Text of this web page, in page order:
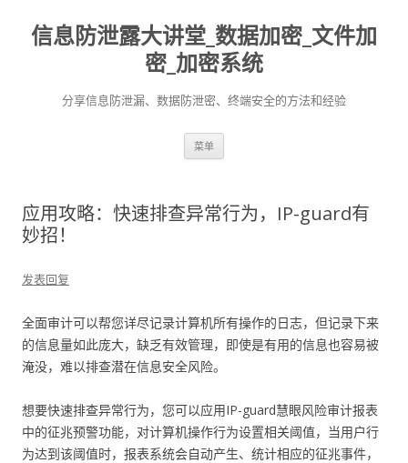
信息防泄露大讲堂_数据加密_文件加
密_加密系统
分享信息防泄漏、数据防泄密、终端安全的方法和经验
菜单
应用攻略：快速排查异常行为，IP-guard有
妙招！
发表回复
全面审计可以帮您详尽记录计算机所有操作的日志，但记录下来
的信息量如此庞大，缺乏有效管理，即使是有用的信息也容易被
淹没，难以排查潜在信息安全风险。
想要快速排查异常行为，您可以应用IP-guard慧眼风险审计报表
中的征兆预警功能，对计算机操作行为设置相关阈值，当用户行
为达到该阈值时，报表系统会自动产生、统计相应的征兆事件，